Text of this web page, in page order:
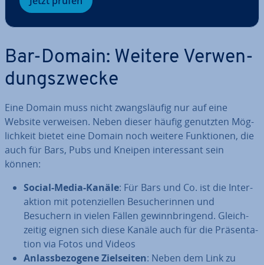
Bar-Domain: Weitere Ver­wen­
dungs­zwe­cke
Eine Domain muss nicht zwangs­läu­fig nur auf eine
Website verweisen. Neben dieser häufig genutzten Mög­
lich­keit bietet eine Domain noch weitere Funk­tio­nen, die
auch für Bars, Pubs und Kneipen in­ter­es­sant sein
können:
Social-Media-Kanäle: Für Bars und Co. ist die In­ter­
ak­ti­on mit po­ten­zi­el­len Be­su­che­rin­nen und
Besuchern in vielen Fällen ge­winn­brin­gend. Gleich­
zei­tig eignen sich diese Kanäle auch für die Prä­sen­ta­
ti­on via Fotos und Videos
An­lass­be­zo­ge­ne Ziel­sei­ten: Neben dem Link zu